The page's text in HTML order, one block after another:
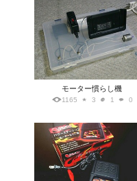
モーター慣らし機
1165 3 1 0